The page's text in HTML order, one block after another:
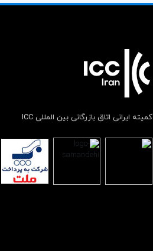
کمیته ایرانی اتاق بازرگانی بین المللی ICC